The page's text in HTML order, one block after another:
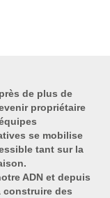
de plus de
propriétaire
se mobilise
tant sur la
ADN et depuis
construire des